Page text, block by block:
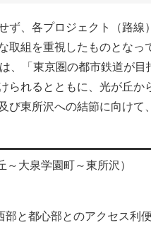
、各プロジェクト（路線
取組を重視したものとなっ
、「東京圏の都市鉄道が目
られるとともに、光が丘か
び東所沢への結節に向けて
大泉学園町～東所沢）
と都心部とのアクセス利